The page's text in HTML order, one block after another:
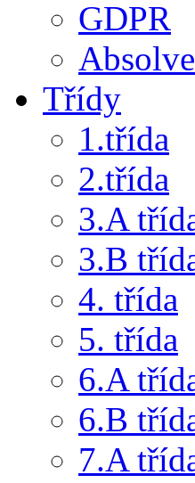
GDPR
Třídy
1.třída
2.třída
3.A
3.B
4. třída
5. třída
6.A
6.B
7.A